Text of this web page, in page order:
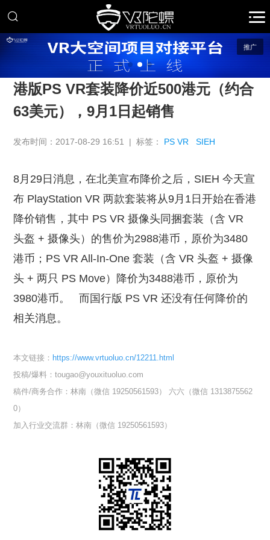
推广
港版PS VR套装降价近500港元（约合
63美元），9月1日起销售
发布时间：2017-08-29 16:51 | 标签： PS VR SIEH
8月29日消息，在北美宣布降价之后，SIEH 今天宣
布 PlayStation VR 两款套装将从9月1日开始在香港
降价销售，其中 PS VR 摄像头同捆套装（含 VR
头盔 + 摄像头）的售价为2988港币，原价为3480
港币；PS VR All-In-One 套装（含 VR 头盔 + 摄像
头 + 两只 PS Move）降价为3488港币，原价为
3980港币。
而国行版 PS VR 还没有任何降价的
相关消息。
本文链接： https://www.vrtuoluo.cn/12211.html
投稿/爆料：tougao@youxituoluo.com
稿件/商务合作：林南（微信 19250561593）
六六（微信 1313875562
0）
加入行业交流群：林南（微信 19250561593）